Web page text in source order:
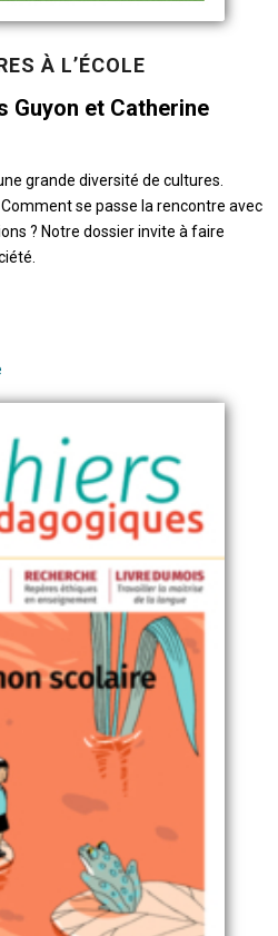
À L’ÉCOLE
Guyon et Catherine
grande diversité de cultures.
se passe la rencontre avec
? Notre dossier invite à faire